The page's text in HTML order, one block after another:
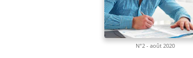
N°2 - août 2020